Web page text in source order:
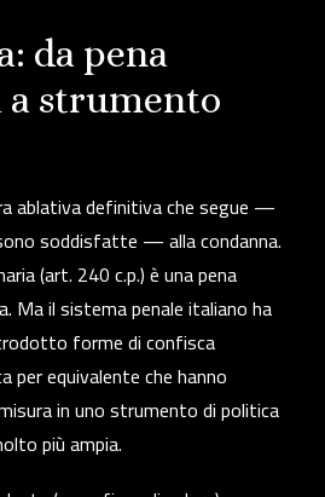
da pena
a strumento
ablativa definitiva che segue —
soddisfatte — alla condanna.
(art. 240 c.p.) è una pena
Ma il sistema penale italiano ha
forme diconfisca
per equivalenteche hanno
in uno strumento di politica
più ampia.